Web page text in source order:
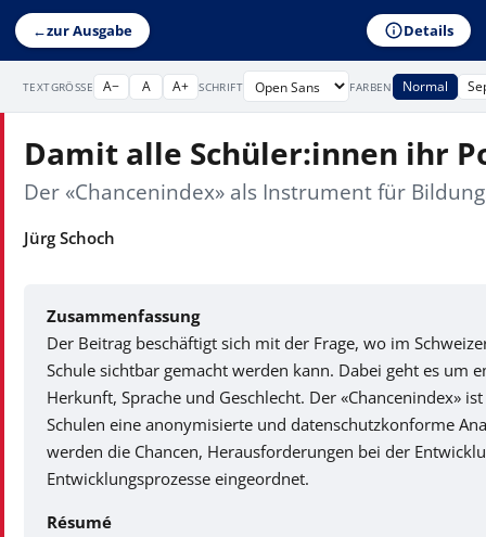
←zur Ausgabe Details
TEXTGRÖSSE A− A A+ SCHRIFT FARBEN Normal
Damit alle Schüler:innen ihr
Der «Chancenindex» als Instrument für
Jürg Schoch
Zusammenfassung
Der Beitrag beschäftigt sich mit der Frage, wo im
Schule sichtbar gemacht werden kann. Dabei geht es um
Herkunft, Sprache und Geschlecht. Der «Chancenindex»
Schulen eine anonymisierte und datenschutzkonforme
werden die Chancen, Herausforderungen bei der
Entwicklungsprozesse eingeordnet.
Résumé